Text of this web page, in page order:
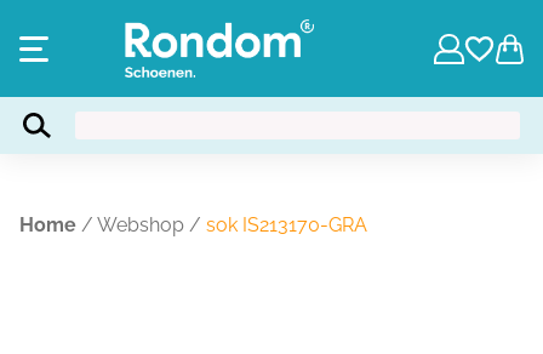
Home / Webshop / sok IS213170-GRA